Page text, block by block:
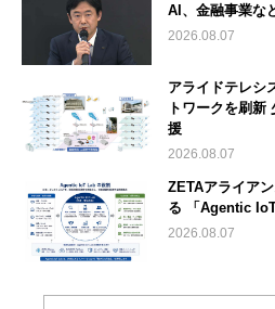
AI、金融事業な
2026.08.07
アライドテレシ
トワークを刷新
援
2026.08.07
ZETAアライア
る 「Agentic
2026.08.07